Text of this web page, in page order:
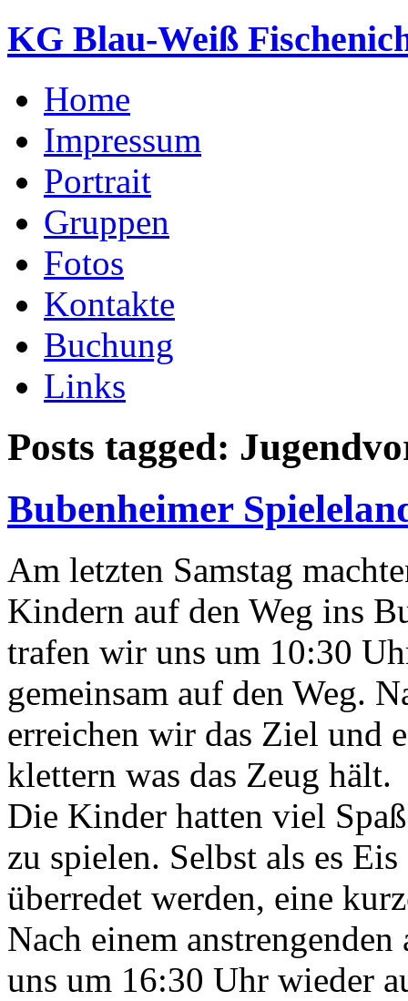
KG Blau-Weiß
Home
Impressum
Portrait
Gruppen
Fotos
Kontakte
Buchung
Links
Posts tagged:
Bubenheimer
Am letzten Samstag
Kindern auf den Weg ins
trafen wir uns um 10:30
gemeinsam auf den Weg.
erreichen wir das Ziel und
klettern was das Zeug hält.
Die Kinder hatten viel
zu spielen. Selbst als es
überredet werden, eine
Nach einem
uns um 16:30 Uhr wieder